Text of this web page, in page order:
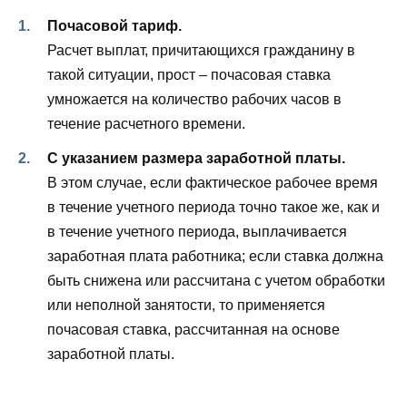
Почасовой тариф.
Расчет выплат, причитающихся гражданину в
такой ситуации, прост – почасовая ставка
умножается на количество рабочих часов в
течение расчетного времени.
С указанием размера заработной платы.
В этом случае, если фактическое рабочее время
в течение учетного периода точно такое же, как и
в течение учетного периода, выплачивается
заработная плата работника; если ставка должна
быть снижена или рассчитана с учетом обработки
или неполной занятости, то применяется
почасовая ставка, рассчитанная на основе
заработной платы.